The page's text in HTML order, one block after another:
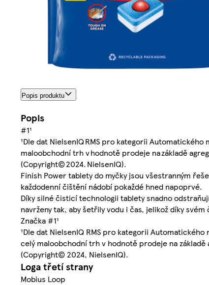
Popis produktu
Popis
#1¹
¹Dle dat NielsenIQ RMS pro kategorii
maloobchodní trh v hodnotě prodeje na základě
(Copyright© 2024. NielsenIQ).
Finish Power tablety do myčky jsou všestranným
každodenní čištění nádobí pokaždé hned napoprvé.
Díky silné čisticí technologii tablety snadno
navrženy tak, aby šetřily vodu i čas, jelikož díky
Značka #1¹
¹Dle dat NielsenIQ RMS pro kategorii
celý maloobchodní trh v hodnotě prodeje na
(Copyright© 2024, NielsenIQ).
Loga třetí strany
Mobius Loop